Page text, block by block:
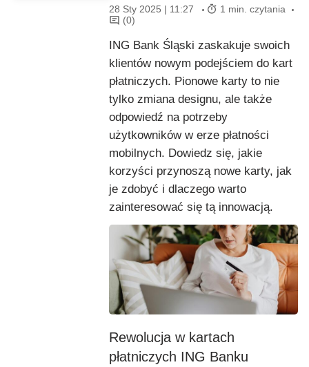
28 Sty 2025 | 11:27
1 min. czytania
(0)
ING Bank Śląski zaskakuje swoich
klientów nowym podejściem do kart
płatniczych. Pionowe karty to nie
tylko zmiana designu, ale także
odpowiedź na potrzeby
użytkowników w erze płatności
mobilnych. Dowiedz się, jakie
korzyści przynoszą nowe karty, jak
je zdobyć i dlaczego warto
zainteresować się tą innowacją.
Rewolucja w kartach
płatniczych ING Banku